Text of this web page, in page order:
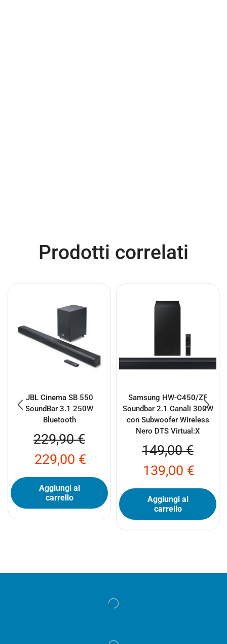
Prodotti correlati
JBL Cinema SB 550
SoundBar 3.1 250W
Bluetooth
229,90€
229,00 €
Aggiungi al
carrello
Samsung HW-C450/ZF
Soundbar 2.1 Canali 300W
con Subwoofer Wireless
Nero DTS Virtual:X
149,00€
139,00 €
Aggiungi al
carrello